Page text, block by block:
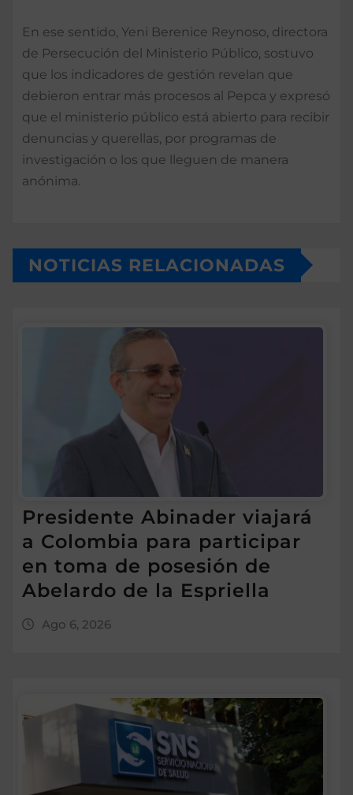
En ese sentido, Yeni Be­renice Reynoso, directora
de Persecución del Ministe­rio Público, sostuvo
que los indicadores de gestión reve­lan que
debieron entrar más procesos al Pepca y expre­só
que el ministerio públi­co está abierto para recibir
denuncias y querellas, por programas de
investigación o los que lleguen de manera
anónima.
NOTICIAS RELACIONADAS
Presidente Abinader viajará
a Colombia para participar
en toma de posesión de
Abelardo de la Espriella
Ago 6, 2026